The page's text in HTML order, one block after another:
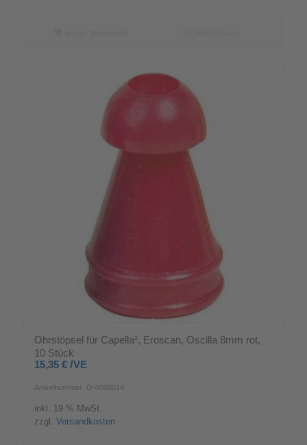
Ohrstöpsel für Capella², Eroscan, Oscilla 8mm rot,
10 Stück
15,35 € /VE
Artikelnummer: O-0008014
inkl. 19 % MwSt.
zzgl. Versandkosten